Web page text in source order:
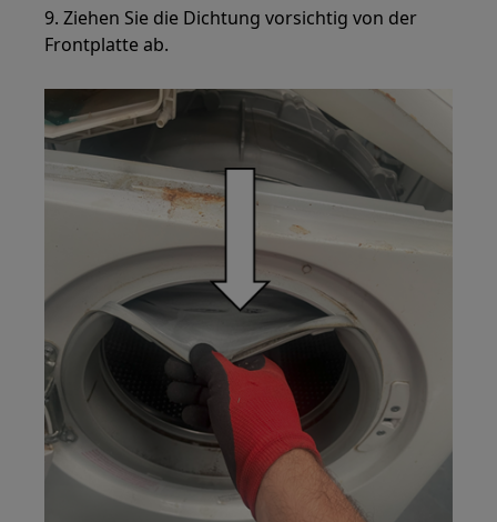
9. Ziehen Sie die Dichtung vorsichtig von der
Frontplatte ab.